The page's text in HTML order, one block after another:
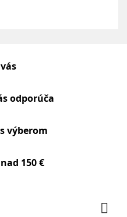
odporúča
výberom
150 €
